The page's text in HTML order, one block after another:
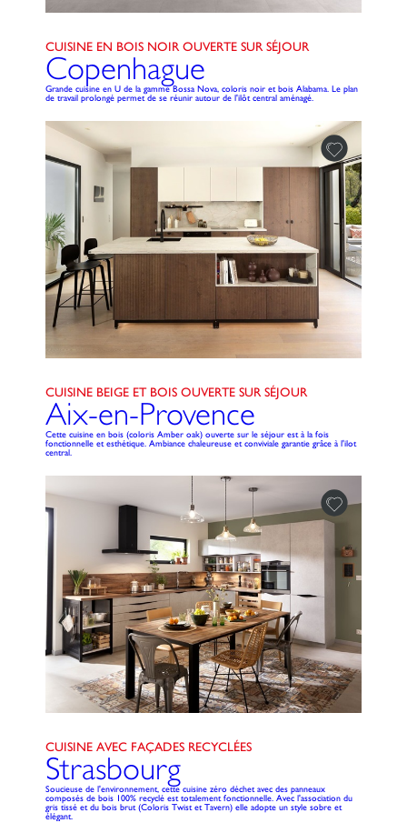
CUISINE EN BOIS NOIR OUVERTE SUR SÉJOUR
Copenhague
Grande cuisine en U de la gamme Bossa Nova, coloris noir et bois Alabama. Le plan
de travail prolongé permet de se réunir autour de l'ilôt central aménagé.
CUISINE BEIGE ET BOIS OUVERTE SUR SÉJOUR
Aix-en-Provence
Cette cuisine en bois (coloris Amber oak) ouverte sur le séjour est à la fois
fonctionnelle et esthétique. Ambiance chaleureuse et conviviale garantie grâce à l'ilot
central.
CUISINE AVEC FAÇADES RECYCLÉES
Strasbourg
Soucieuse de l'environnement, cette cuisine zéro déchet avec des panneaux
composés de bois 100% recyclé est totalement fonctionnelle. Avec l'association du
gris tissé et du bois brut (Coloris Twist et Tavern) elle adopte un style sobre et
élégant.